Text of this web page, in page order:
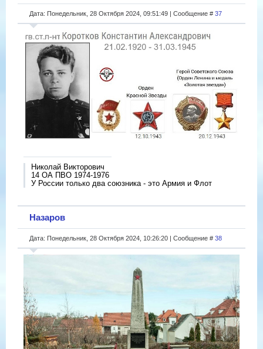
Дата: Понедельник, 28 Октября 2024, 09:51:49 | Сообщение # 37
Николай Викторович
14 ОА ПВО 1974-1976
У России только два союзника - это Армия и Флот
Назаров
Дата: Понедельник, 28 Октября 2024, 10:26:20 | Сообщение # 38